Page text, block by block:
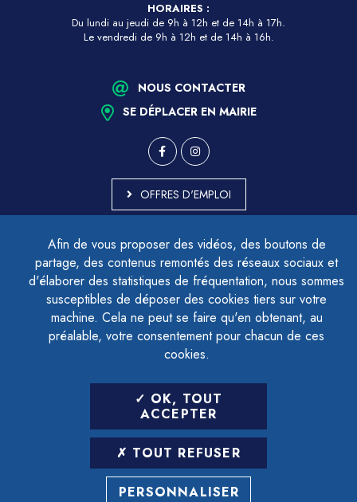
Afin de vous proposer des vidéos, des boutons de
partage, des contenus remontés des réseaux sociaux et
d'élaborer des statistiques de fréquentation, nous sommes
susceptibles de déposer des cookies tiers sur votre
machine. Cela ne peut se faire qu'en obtenant, au
préalable, votre consentement pour chacun de ces
cookies.
OK, TOUT
ACCEPTER
TOUT REFUSER
PERSONNALISER
HORAIRES :
Du lundi au jeudi de 9h à 12h et de 14h à 17h.
Le vendredi de 9h à 12h et de 14h à 16h.
NOUS CONTACTER
SE DÉPLACER EN MAIRIE
OFFRES D'EMPLOI
ACCESSIBILITÉ - PARTIELLEMENT CONFORME
PLAN DU SITE
MENTIONS LÉGALES
CONTACTER LE DÉLÉGUÉ À LA PROTECTION DES DONNÉES
GESTION DES COOKIES
LETTRE D'INFORMATION
SAISIR VOTRE ADRESSE E-MAIL
POUR VOUS INSCRIRE :
ARCHIVES DÉSINSCRIPTION